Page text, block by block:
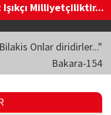
Milliyetçiliktir...
Onlar diridirler..."
Bakara-154